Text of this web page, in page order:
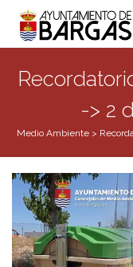
-> 2
Medio Ambiente>